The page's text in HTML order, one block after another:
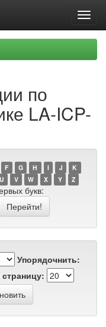
по
LA-ICP-
F G H I J
K
U V W X Y Z
букв:
Упорядочнить: